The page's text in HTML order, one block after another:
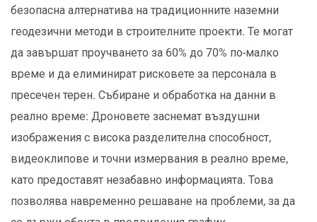
безопасна алтернатива на традиционните наземни
геодезични методи в строителните проекти. Те могат
да завършат проучването за 60% до 70% по-малко
време и да елиминират рисковете за персонала в
пресечен терен. Събиране и обработка на данни в
реално време: Дроновете заснемат въздушни
изображения с висока разделителна способност,
видеоклипове и точни измервания в реално време,
като предоставят незабавно информацията. Това
позволява навременно решаване на проблеми, за да